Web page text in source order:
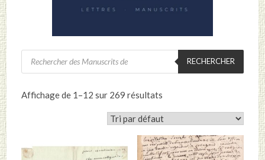
Recherche
produits
RECHERCHER
Affichage de 1–12 sur 269 résultats